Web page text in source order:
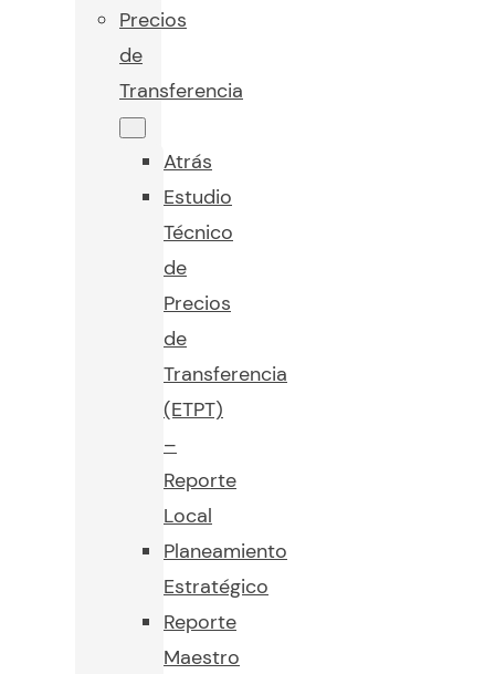
Precios
de
Transferencia
Atrás
Estudio
Técnico
de
Precios
de
Transferencia
(ETPT)
–
Reporte
Local
Planeamiento
Estratégico
Reporte
Maestro